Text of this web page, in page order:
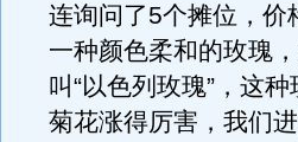
连询问了5个摊位，价
一种颜色柔和的玫瑰
叫“以色列玫瑰”，这
菊花涨得厉害，我们